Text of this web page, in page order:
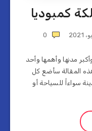
كمبوديا
0
مدنها وأهمها وأحد
المقالة سأضع كل
سواءاً للسياحة أو